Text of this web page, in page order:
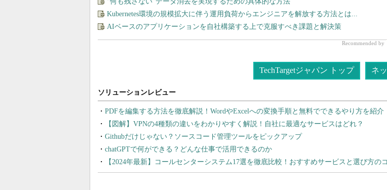
Kubernetes環境の規模拡大に伴う運用負荷からエンジニアを解放する方法とは...
AIベースのアプリケーションを自社構築する上で克服すべき課題と解決策
Recommended by
TechTargetジャパン トップ ネ
PDFを編集する方法を徹底解説！WordやExcelへの変換手順と無料でできるやり方を紹介
【図解】VPNの4種類の違いをわかりやすく解説！自社に最適なサービスはどれ？
Githubだけじゃない？ソースコード管理ツールをピックアップ
chatGPTで何ができる？どんな仕事で活用できるのか
【2024年最新】コールセンターシステム17選を徹底比較！おすすめサービスと選び方の